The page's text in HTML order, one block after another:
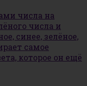
числа на
числа и
синее, зелёное,
самое
которое он ещё